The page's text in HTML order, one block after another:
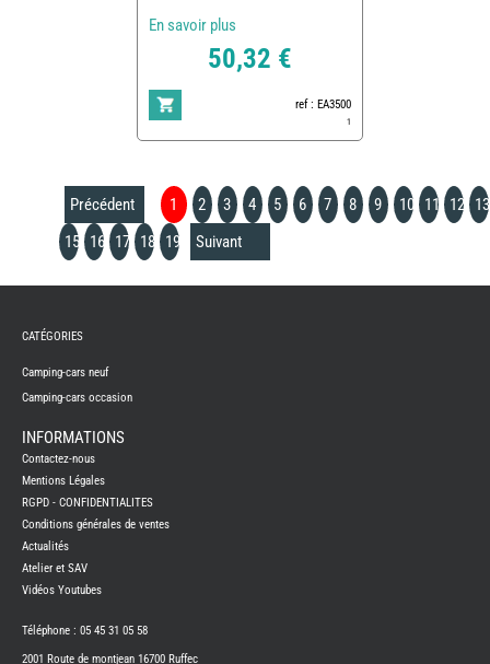
En savoir plus
50,32 €
ref : EA3500
1
Précédent 1 2 3 4 5 6 7 8 9 10 11 12
13
15
16 17 18 19 Suivant
CAMPING-
NEUFS
CAMPING-
CAMPING-
BENIMAR
CAMPING-
CARADO
CAMPING-
ITINEO
CAMPING-
CATÉGORIES
Camping-cars neuf
Camping-cars occasion
INFORMATIONS
Contactez-nous
Mentions Légales
RGPD - CONFIDENTIALITES
Conditions générales de ventes
Actualités
Atelier et SAV
Vidéos Youtubes
Téléphone : 05 45 31 05 58
2001 Route de montjean 16700 Ruffec